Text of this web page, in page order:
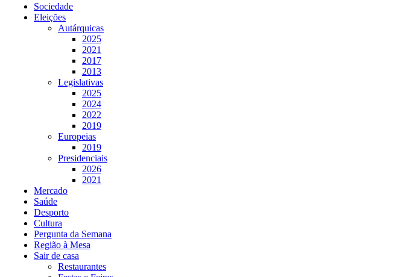
Sociedade
Eleições
Autárquicas
2025
2021
2017
2013
Legislativas
2025
2024
2022
2019
Europeias
2019
Presidenciais
2026
2021
Mercado
Saúde
Desporto
Cultura
Pergunta da Semana
Região à Mesa
Sair de casa
Restaurantes